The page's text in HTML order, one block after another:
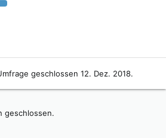
geschlossen 12. Dez. 2018.
geschlossen.